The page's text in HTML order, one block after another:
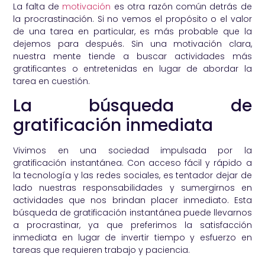
La falta de motivación es otra razón común detrás de
la procrastinación. Si no vemos el propósito o el valor
de una tarea en particular, es más probable que la
dejemos para después. Sin una motivación clara,
nuestra mente tiende a buscar actividades más
gratificantes o entretenidas en lugar de abordar la
tarea en cuestión.
La búsqueda de
gratificación inmediata
Vivimos en una sociedad impulsada por la
gratificación instantánea. Con acceso fácil y rápido a
la tecnología y las redes sociales, es tentador dejar de
lado nuestras responsabilidades y sumergirnos en
actividades que nos brindan placer inmediato. Esta
búsqueda de gratificación instantánea puede llevarnos
a procrastinar, ya que preferimos la satisfacción
inmediata en lugar de invertir tiempo y esfuerzo en
tareas que requieren trabajo y paciencia.